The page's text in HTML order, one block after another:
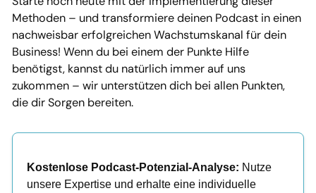
Methoden – und transformiere deinen Podcast in einen
nachweisbar erfolgreichen Wachstumskanal für dein
Business! Wenn du bei einem der Punkte Hilfe
benötigst, kannst du natürlich immer auf uns
zukommen – wir unterstützen dich bei allen Punkten,
die dir Sorgen bereiten.
Kostenlose Podcast-Potenzial-Analyse: Nutze
unsere Expertise und erhalte eine individuelle